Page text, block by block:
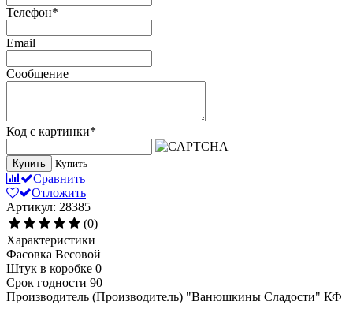
Телефон*
Email
Сообщение
Код с картинки*
Купить Купить
Сравнить
Отложить
Артикул: 28385
(0)
Характеристики
Фасовка Весовой
Штук в коробке 0
Срок годности 90
Производитель (Производитель) "Ванюшкины Сладости" КФ